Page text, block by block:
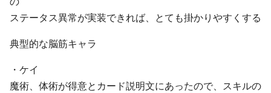
ステータス異常が実装できれば、とても掛かりやすくする
典型的な脳筋キャラ
・ケイ
魔術、体術が得意とカード説明文にあったので、スキルの